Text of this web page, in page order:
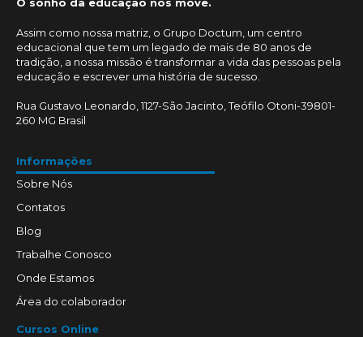
Assim como nossa matriz, o Grupo Doctum, um centro
educacional que tem um legado de mais de 80 anos de
tradição, a nossa missão é transformar a vida das pessoas pela
educação e escrever uma história de sucesso.
Rua Gustavo Leonardo, 1127-São Jacinto, Teófilo Otoni-39801-
260 MG Brasil
Informações
Sobre Nós
Contatos
Blog
Trabalhe Conosco
Onde Estamos
Área do colaborador
Cursos Online